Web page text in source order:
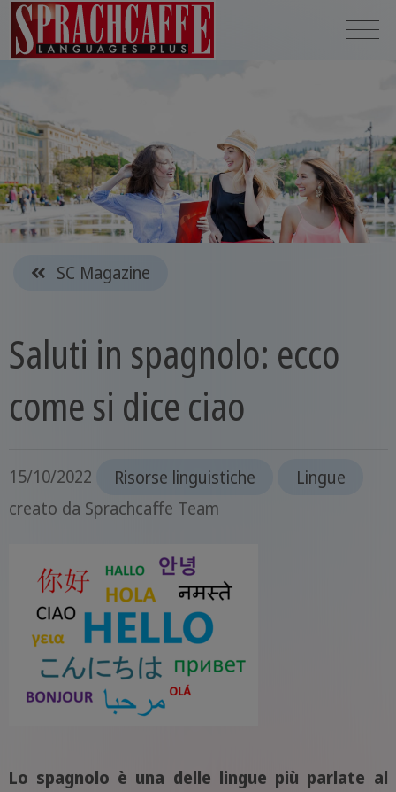
SC Magazine
Saluti in spagnolo: ecco
come si dice ciao
15/10/2022 Risorse linguistiche
Lingue
creato da Sprachcaffe Team
Lo spagnolo è una delle lingue più parlate al